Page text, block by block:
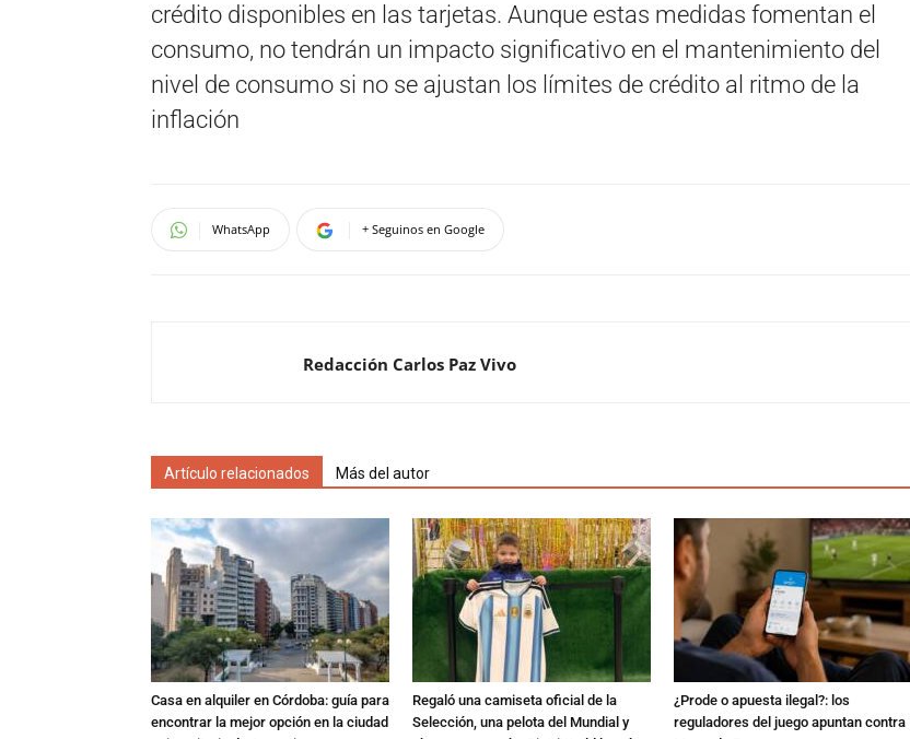
crédito disponibles en las tarjetas. Aunque estas medidas fomentan el
consumo, no tendrán un impacto significativo en el mantenimiento del
nivel de consumo si no se ajustan los límites de crédito al ritmo de la
inflación
WhatsApp + Seguinos en Google
Redacción Carlos Paz Vivo
Artículo relacionados Más del autor
Casa en alquiler en Córdoba: guía para
encontrar la mejor opción en la ciudad
Regaló una camiseta oficial de la
Selección, una pelota del Mundial y
¿Prode o apuesta ilegal?: los
reguladores del juego apuntan contra